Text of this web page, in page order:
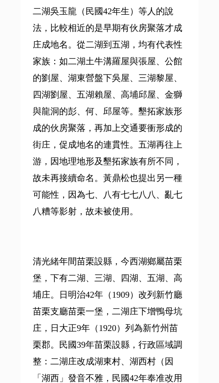
二湖吳玉龍（民國42年生）等人的說
法，比較相近的是早期有伙房聚落才成
庄成地名。從二湖到五湖，均有代表性
家族：如二湖土牛溝羅屋與張屋、公館
的劉屋、湖東營盤下吳屋、三湖黎屋、
四湖劉屋、五湖賴屋、高埔邱屋、金獅
與龍洞的彭、何、邱屋等。墾拓家族形
成的伙房聚落，再加上交通要衝形成的
街庄，促成地名的連貫性。五湖再往上
游，因地理地形及墾拓家族有所不同，
故未再接續命名。黃鼎松也提出另一種
可能性，因為七、八有七七八八、亂七
八糟等影射，故未被使用。
清光緒年間苗栗設縣，今西湖鄉屬苗栗
堡，下有二湖、三湖、四湖、五湖、高
埔庄。日明治42年（1909）改列新竹廳
苗栗支廳苗栗一堡，二湖庄下增鴨母坑
庄，日大正9年（1920）列為新竹州苗
栗郡。民國39年苗栗設縣，行政區域調
整：二湖庄改成湖東村、湖西村（因
「湖西」發音不雅，民國42年奉准改用